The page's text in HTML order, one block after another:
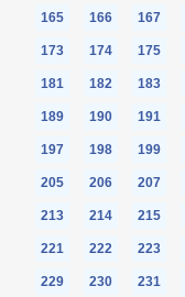
165 166 167
173 174 175
181 182 183
189 190 191
197 198 199
205 206 207
213 214 215
221 222 223
229 230 231